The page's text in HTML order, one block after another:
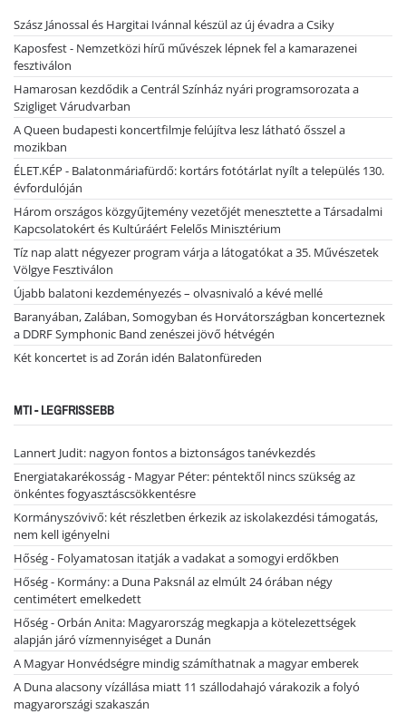
Szász Jánossal és Hargitai Ivánnal készül az új évadra a Csiky
Kaposfest - Nemzetközi hírű művészek lépnek fel a kamarazenei
fesztiválon
Hamarosan kezdődik a Centrál Színház nyári programsorozata a
Szigliget Várudvarban
A Queen budapesti koncertfilmje felújítva lesz látható ősszel a
mozikban
ÉLET.KÉP - Balatonmáriafürdő: kortárs fotótárlat nyílt a település 130.
évfordulóján
Három országos közgyűjtemény vezetőjét menesztette a Társadalmi
Kapcsolatokért és Kultúráért Felelős Minisztérium
Tíz nap alatt négyezer program várja a látogatókat a 35. Művészetek
Völgye Fesztiválon
Újabb balatoni kezdeményezés – olvasnivaló a kévé mellé
Baranyában, Zalában, Somogyban és Horvátországban koncerteznek
a DDRF Symphonic Band zenészei jövő hétvégén
Két koncertet is ad Zorán idén Balatonfüreden
MTI - LEGFRISSEBB
Lannert Judit: nagyon fontos a biztonságos tanévkezdés
Energiatakarékosság - Magyar Péter: péntektől nincs szükség az
önkéntes fogyasztáscsökkentésre
Kormányszóvivő: két részletben érkezik az iskolakezdési támogatás,
nem kell igényelni
Hőség - Folyamatosan itatják a vadakat a somogyi erdőkben
Hőség - Kormány: a Duna Paksnál az elmúlt 24 órában négy
centimétert emelkedett
Hőség - Orbán Anita: Magyarország megkapja a kötelezettségek
alapján járó vízmennyiséget a Dunán
A Magyar Honvédségre mindig számíthatnak a magyar emberek
A Duna alacsony vízállása miatt 11 szállodahajó várakozik a folyó
magyarországi szakaszán